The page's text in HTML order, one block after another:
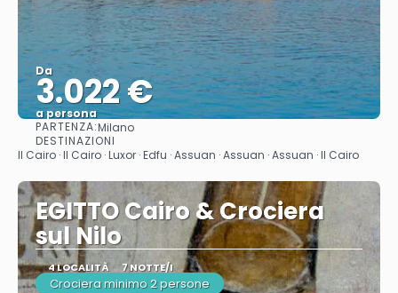
Da
3.022 €
a persona
PARTENZA:Milano
DESTINAZIONI
Il Cairo · Il Cairo · Luxor · Edfu · Assuan · Assuan · Assuan · Il Cairo
EGITTO Cairo & Crociera
sul Nilo
4 LOCALITÀ 7 NOTTE/I
Crociera minimo 2 persone